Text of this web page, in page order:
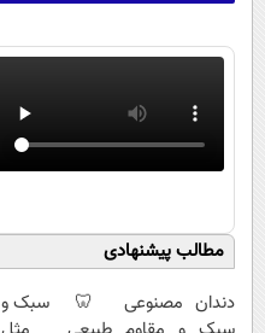
مطالب پیشنهادی
دندان مصنوعی
🦷 سبک و